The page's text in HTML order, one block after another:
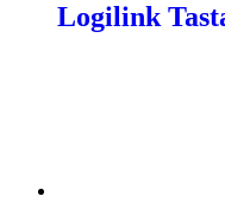
Logilink